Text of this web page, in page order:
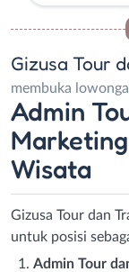
Gizusa Tour
membuka
Admin
Wisata
Gizusa Tour dan
untuk posisi
Admin Tour